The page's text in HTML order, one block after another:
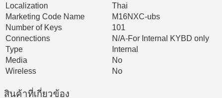
Localization
Thai
Marketing Code Name
M16NXC-ubs
Number of Keys
101
Connections
N/A-For Internal KYBD only
Type
Internal
Media
No
Wireless
No
สินค้าที่เกี่ยวข้อง